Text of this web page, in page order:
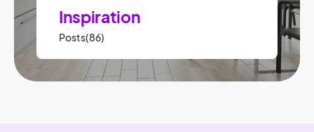
Inspiration
Posts(86)